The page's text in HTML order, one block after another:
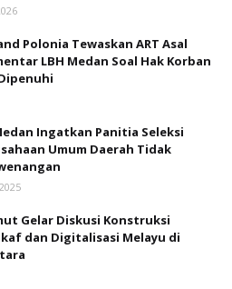
Polonia Tewaskan ART Asal
LBH Medan Soal Hak Korban
Ingatkan Panitia Seleksi
Umum Daerah Tidak
Gelar Diskusi Konstruksi
dan Digitalisasi Melayu di